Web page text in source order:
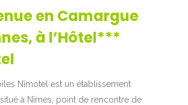
en Camargue
à l’Hôtel***
Nîmotel est un établissement
à Nîmes, point de rencontre de